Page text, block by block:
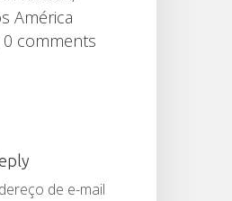
América
0 comments
de e-mail